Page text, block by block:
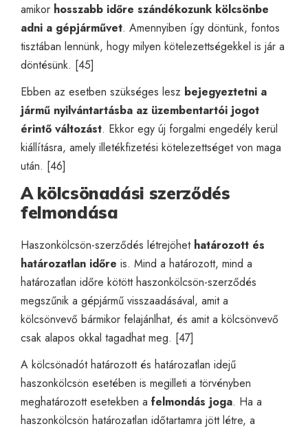
amikor hosszabb időre szándékozunk kölcsönbe
adni a gépjárművet. Amennyiben így döntünk, fontos
tisztában lennünk, hogy milyen kötelezettségekkel is jár a
döntésünk. [45]
Ebben az esetben szükséges lesz bejegyeztetni a
jármű nyilvántartásba az üzembentartói jogot
érintő változást. Ekkor egy új forgalmi engedély kerül
kiállításra, amely illetékfizetési kötelezettséget von maga
után. [46]
A kölcsönadási szerződés
felmondása
Haszonkölcsön-szerződés létrejöhet határozott és
határozatlan időre is. Mind a határozott, mind a
határozatlan időre kötött haszonkölcsön-szerződés
megszűnik a gépjármű visszaadásával, amit a
kölcsönvevő bármikor felajánlhat, és amit a kölcsönvevő
csak alapos okkal tagadhat meg. [47]
A kölcsönadót határozott és határozatlan idejű
haszonkölcsön esetében is megilleti a törvényben
meghatározott esetekben a felmondás joga. Ha a
haszonkölcsön határozatlan időtartamra jött létre, a